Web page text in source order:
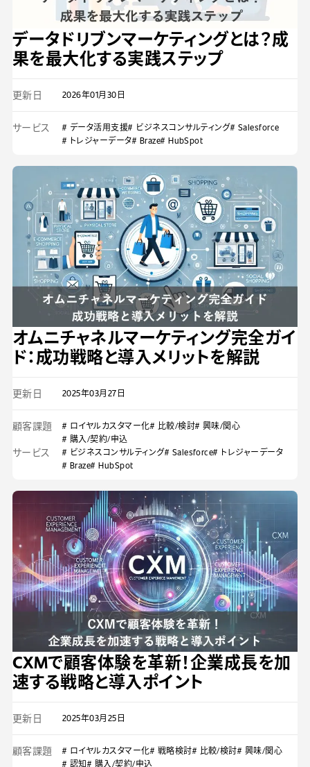
データドリブンマーケティングとは？成
果を最大化する実践ステップ
更新日 2026年01月30日
サービス # データ活用支援# ビジネスコンサルティング# Salesforce
# トレジャーデータ# Braze# HubSpot
オムニチャネルマーケティング完全ガイ
ド：成功戦略と導入メリットを解説
更新日 2025年03月27日
顧客課題 # ロイヤルカスタマー化# 比較/検討# 興味/関心
# 購入/契約/申込
サービス # ビジネスコンサルティング# Salesforce# トレジャーデータ
# Braze# HubSpot
CXMで顧客体験を革新！企業成長を加
速する戦略と導入ポイント
更新日 2025年03月25日
顧客課題 # ロイヤルカスタマー化# 戦略検討# 比較/検討# 興味/関心
# 認知# 購入/契約/申込